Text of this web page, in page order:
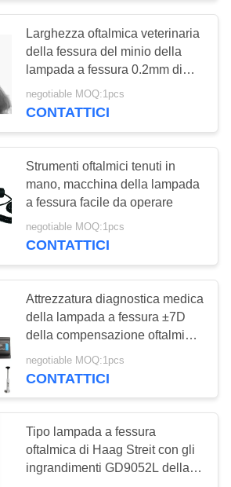
di prova
palladio di
16
della
14
Larghezza oftalmica veterinaria
della fessura del minio della
lampada a fessura 0.2mm di
ingrandimento 5X
negotiable MOQ:1pcs
CONTATTICI
Strumenti oftalmici tenuti in
mano, macchina della lampada
a fessura facile da operare
negotiable MOQ:1pcs
CONTATTICI
Attrezzatura diagnostica medica
della lampada a fessura ±7D
della compensazione oftalmica
portatile della diottria
negotiable MOQ:1pcs
CONTATTICI
Tipo lampada a fessura
oftalmica di Haag Streit con gli
ingrandimenti GD9052L della